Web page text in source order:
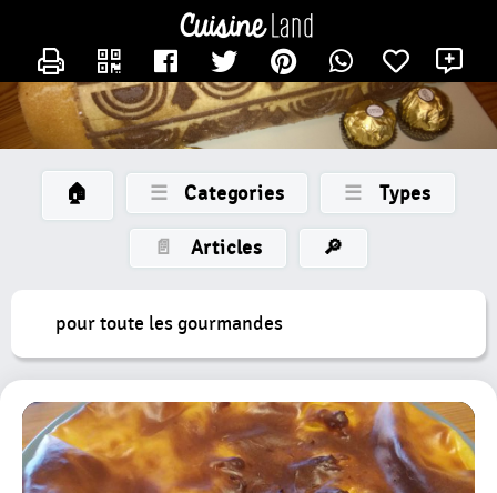
🏠 ☰ Categories ☰ Types
📄 Articles 🔎
des
recettes
×
Toutes
Les
Recettes
Gateaux
Tarte
Nouvelle
Catégorie
Tartelette
×
pour toute les gourmandes
CONTACTER LAMERECOTCOT